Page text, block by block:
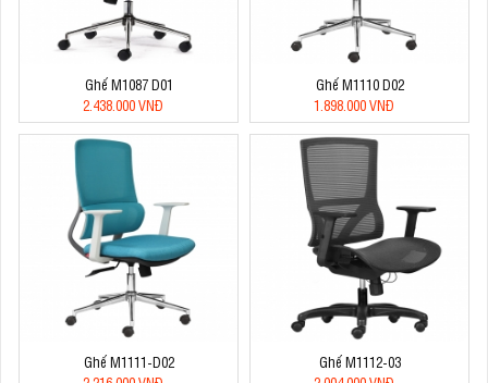
Ghế M1087 D01
2.438.000 VNĐ
Ghế M1110 D02
1.898.000 VNĐ
Ghế M1111-D02
Ghế M1112-03